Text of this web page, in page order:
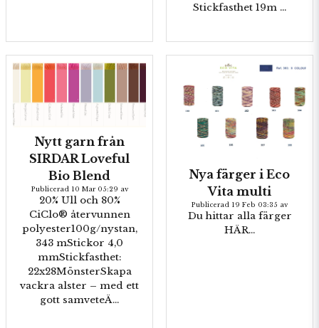
Stickfasthet 19m ...
Nytt garn från
SIRDAR Loveful
Bio Blend
Publicerad 10 Mar 05:29 av
20% Ull och 80%
CiClo® återvunnen
polyester100g/nystan,
343 mStickor 4,0
mmStickfasthet:
22x28MönsterSkapa
vackra alster – med ett
gott samveteÄ...
Nya färger i Eco
Vita multi
Publicerad 19 Feb 03:35 av
Du hittar alla färger
HÄR...